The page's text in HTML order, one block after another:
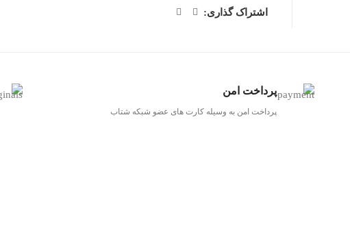
اشتراک گذاری:
پرداخت امن
پرداخت امن به وسیله کارت های عضو شبکه شتاب